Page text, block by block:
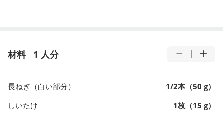
材料 1 人分
長ねぎ（白い部分）
1/2本（50 g）
しいたけ
1枚（15 g）